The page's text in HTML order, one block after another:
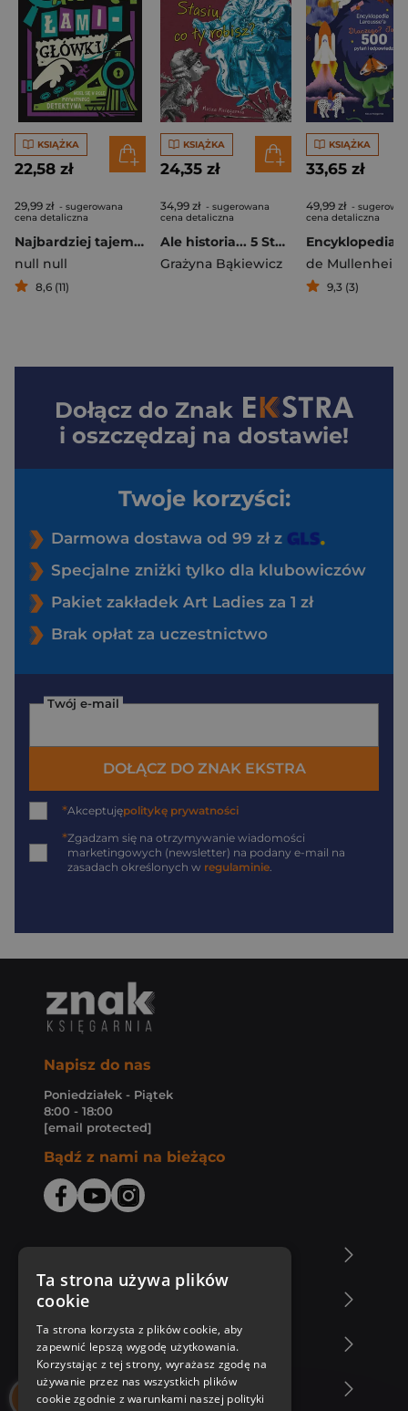
KSIĄŻKA
22,58 zł
29,99 zł - sugerowana
cena detaliczna
Najbardziej tajemnicze łamigłówki
null null
8,6 (11)
KSIĄŻKA
24,35 zł
34,99 zł - sugerowana
cena detaliczna
Ale historia... 5 Stasiu, co ty robisz?
Grażyna Bąkiewicz
KSIĄŻKA
33,65 zł
49,99 zł -
cena detaliczna
9,3 (3)
Dołącz do Znak
i oszczędzaj na dostawie!
Twoje korzyści:
Darmowa dostawa od 99 zł z
Specjalne zniżki tylko dla klubowiczów
Pakiet zakładek Art Ladies za 1 zł
Brak opłat za uczestnictwo
Twój e-mail
DOŁĄCZ DO ZNAK EKSTRA
*Akceptujępolitykę prywatności
*Zgadzam się na otrzymywanie wiadomości
marketingowych (newsletter) na podany e-mail na
zasadach określonych w regulaminie.
Napisz do nas
Poniedziałek - Piątek
8:00 - 18:00
[email protected]
Bądź z nami na bieżąco
Zakupy u nas
Nasza oferta
Nasi autorzy
Ta strona używa plików
cookie
Ta strona korzysta z plików cookie, aby
zapewnić lepszą wygodę użytkowania.
Korzystając z tej strony, wyrażasz zgodę na
używanie przez nas wszystkich plików
cookie zgodnie z warunkami naszej polityki